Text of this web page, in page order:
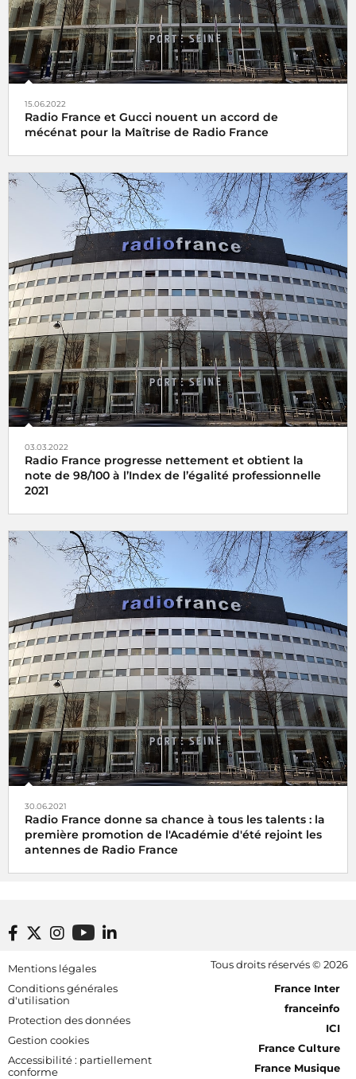
15.06.2022
Radio France et Gucci nouent un accord de
mécénat pour la Maîtrise de Radio France
03.03.2022
Radio France progresse nettement et obtient la
note de 98/100 à l’Index de l’égalité professionnelle
2021
30.06.2021
Radio France donne sa chance à tous les talents : la
première promotion de l'Académie d'été rejoint les
antennes de Radio France
Footer bottom
Mentions légales
Conditions générales
d'utilisation
Protection des données
Gestion cookies
Accessibilité : partiellement
conforme
Tous droits réservés © 2026
[RDF] Pied de page - Mobile
France Inter
franceinfo
ICI
France Culture
France Musique